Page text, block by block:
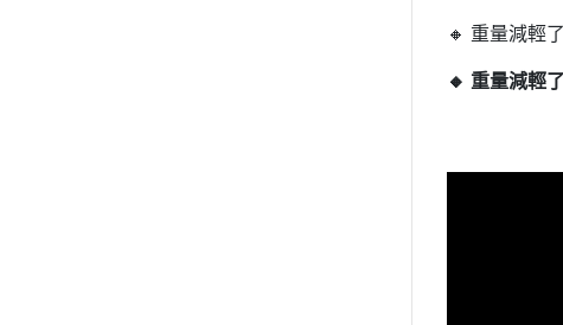
🔸 重量減輕
🔸 重量減輕